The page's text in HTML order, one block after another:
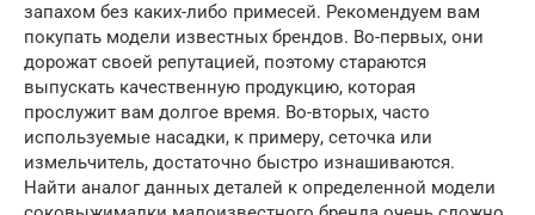
запахом без каких-либо примесей. Рекомендуем вам
покупать модели известных брендов. Во-первых, они
дорожат своей репутацией, поэтому стараются
выпускать качественную продукцию, которая
прослужит вам долгое время. Во-вторых, часто
используемые насадки, к примеру, сеточка или
измельчитель, достаточно быстро изнашиваются.
Найти аналог данных деталей к определенной модели